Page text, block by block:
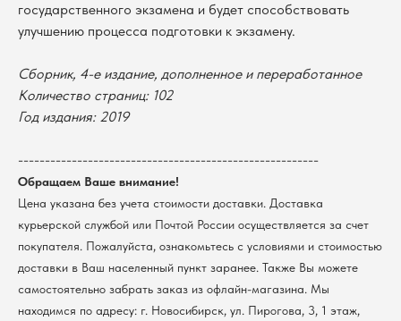
государственного экзамена и будет способствовать
улучшению процесса подготовки к экзамену.
Сборник, 4-е издание, дополненное и переработанное
Количество страниц: 102
Год издания: 2019
--------------------------------------------------------
Обращаем Ваше внимание!
Цена указана без учета стоимости доставки. Доставка
курьерской службой или Почтой России осуществляется за счет
покупателя. Пожалуйста, ознакомьтесь с условиями и стоимостью
доставки в Ваш населенный пункт заранее. Также Вы можете
самостоятельно забрать заказ из офлайн-магазина. Мы
находимся по адресу: г. Новосибирск, ул. Пирогова, 3, 1 этаж,
Доставка
@2026 Новосибирский государственный университет.
Политика обработки персональных данных
пользователей сайта
Новосибирский государственный
КПП 540801001